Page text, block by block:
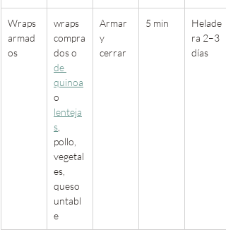
Wraps
armad
os
wraps
compra
dos o
de
quinoa
o
lenteja
s
pollo,
vegetal
es,
queso
untabl
e
Armar
y
cerrar
5 min
Helade
ra 2–3
días